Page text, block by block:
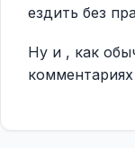
ездить без
Ну и , как